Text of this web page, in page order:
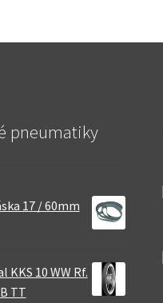
pneumatiky
17 / 60mm
10 WW Rf.
TT